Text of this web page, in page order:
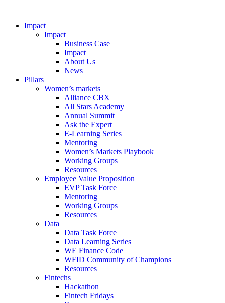
Impact
Impact
Business Case
Impact
About Us
News
Pillars
Women’s markets
Alliance CBX
All Stars Academy
Annual Summit
Ask the Expert
E-Learning Series
Mentoring
Women’s Markets Playbook
Working Groups
Resources
Employee Value Proposition
EVP Task Force
Mentoring
Working Groups
Resources
Data
Data Task Force
Data Learning Series
WE Finance Code
WFID Community of Champions
Resources
Fintechs
Hackathon
Fintech Fridays